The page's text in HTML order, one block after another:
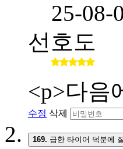
25-08-
선호도
<p>다음
수정 삭제
169. 급한 타이어 덕분에